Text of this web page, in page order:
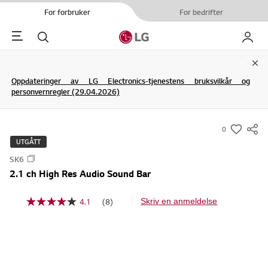
For forbruker For bedrifter
Menu Søk My LG
Oppdateringer av LG Electronics-tjenestens bruksvilkår og
personvernregler (29.04.2026)
0
s
UTGÅTT
SK6
2.1 ch High Res Audio Sound Bar
4.1
L
(8) Skriv en anmeldelse